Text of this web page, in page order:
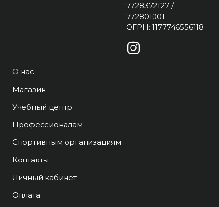
7728372127 /
772801001
ОГРН: 1177746556118
О нас
Магазин
Учебный центр
Профессионалам
Спортивным организациям
Контакты
Личный кабинет
Оплата